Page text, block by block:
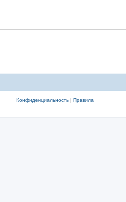
Конфиденциальность| Правила